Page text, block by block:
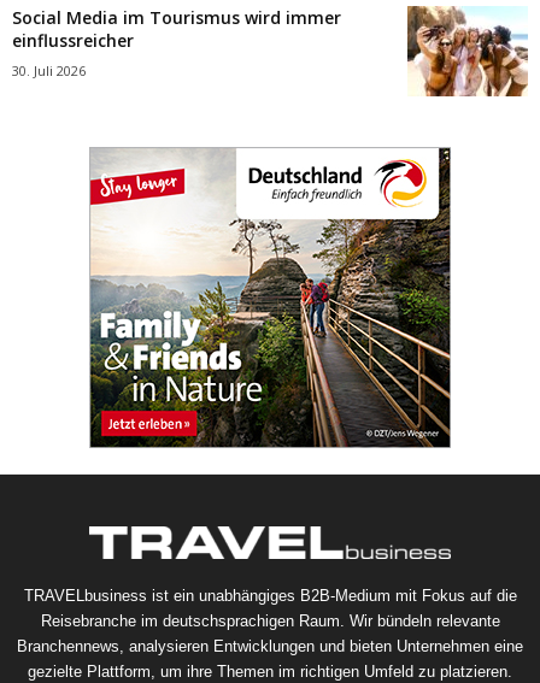
Social Media im Tourismus wird immer
einflussreicher
30. Juli 2026
TRAVELbusiness ist ein unabhängiges B2B-Medium mit Fokus auf die
Reisebranche im deutschsprachigen Raum. Wir bündeln relevante
Branchennews, analysieren Entwicklungen und bieten Unternehmen eine
gezielte Plattform, um ihre Themen im richtigen Umfeld zu platzieren.